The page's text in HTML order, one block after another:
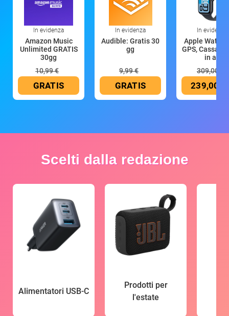
In evidenza
Amazon Music
Unlimited GRATIS
30gg
10,99 €
GRATIS
In evidenza
Audible: Gratis 30
gg
9,99 €
GRATIS
In evidenza
Apple Watch
GPS, Cassa
in all
309,00 €
239,00 €
Scelti dalla redazione
Alimentatori USB-C
Prodotti per
l'estate